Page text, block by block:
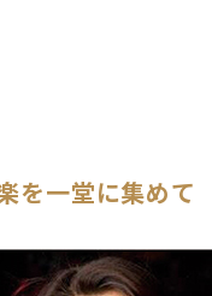
を一堂に集めて